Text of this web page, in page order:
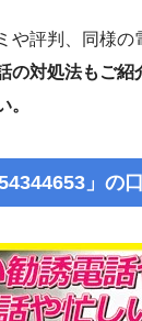
や評判、同様の
の対処法もご紹
。
」の